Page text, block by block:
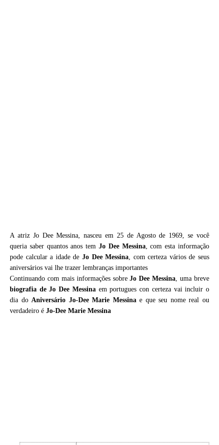
A atriz Jo Dee Messina, nasceu em 25 de Agosto de 1969, se você
queria saber quantos anos tem Jo Dee Messina, com esta informação
pode calcular a idade de Jo Dee Messina, com certeza vários de seus
aniversários vai lhe trazer lembranças importantes
Continuando com mais informações sobreJo Dee Messina, uma breve
biografia deJo Dee Messinaem portugues con certeza vai incluir o
dia doAniversário Jo-Dee Marie Messinae que seu nome real ou
verdadeiro é Jo-Dee Marie Messina